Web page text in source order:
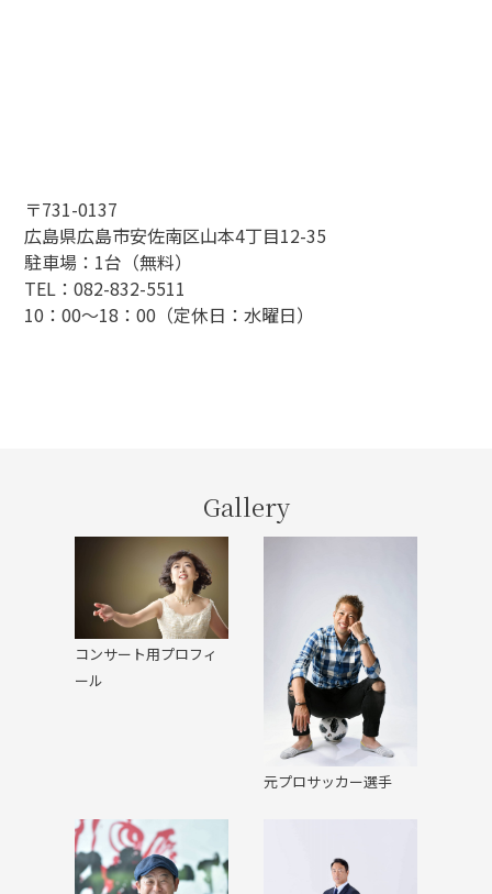
〒731-0137
広島県広島市安佐南区山本4丁目12-35
駐車場：1台（無料）
TEL：082-832-5511
10：00～18：00（定休日：水曜日）
Gallery
コンサート用プロフィ
ール
元プロサッカー選手